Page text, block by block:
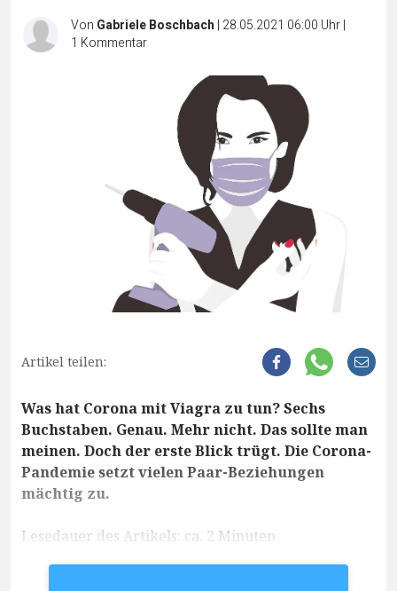
Von Gabriele Boschbach | 28.05.2021 06:00 Uhr|
1 Kommentar
Artikel teilen:
Was hat Corona mit Viagra zu tun? Sechs
Buchstaben. Genau. Mehr nicht. Das sollte man
meinen. Doch der erste Blick trügt. Die Corona-
Pandemie setzt vielen Paar-Beziehungen
mächtig zu.
Lesedauer des Artikels: ca. 2 Minuten